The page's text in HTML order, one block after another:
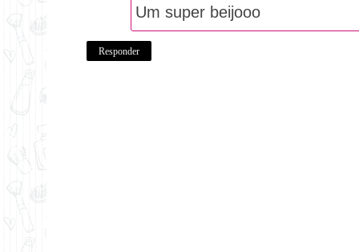
Um super beijooo
Responder